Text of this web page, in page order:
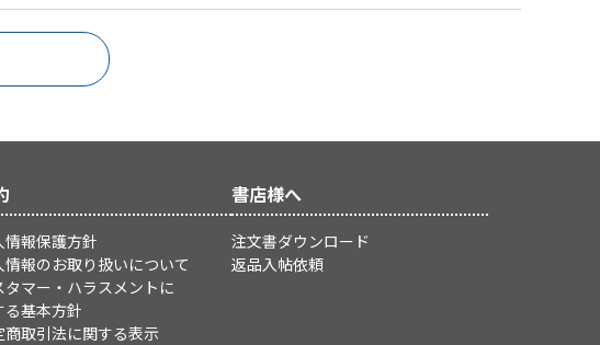
情報保護方針
情報のお取り扱いについて
タマー・ハラスメントに
る基本方針
商取引法に関する表示
書店様へ
注文書ダウンロード
返品入帖依頼